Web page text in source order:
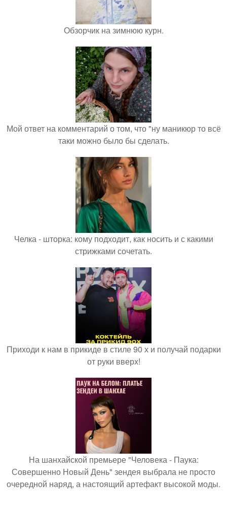
Обзорчик на зимнюю курн.
Мой ответ на комментарий о том, что "ну маникюр то всё
таки можно было бы сделать.
Челка - шторка: кому подходит, как носить и с какими
стрижками сочетать.
Приходи к нам в прикиде в стиле 90 х и получай подарки
от руки вверх!
На шанхайской премьере "Человека - Паука:
Совершенно Новый День" зендея выбрала не просто
очередной наряд, а настоящий артефакт высокой моды.